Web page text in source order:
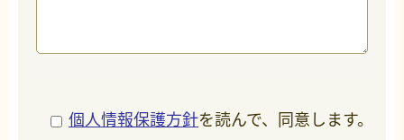
個人情報保護方針を読んで、同意します。